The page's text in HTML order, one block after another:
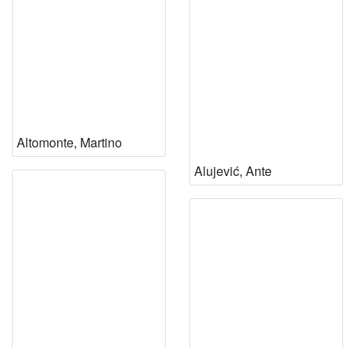
Altomonte, Martino
Alujević, Ante